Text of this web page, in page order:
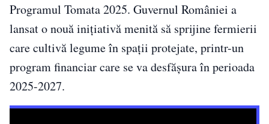
Programul Tomata 2025. Guvernul României a
lansat o nouă inițiativă menită să sprijine fermierii
care cultivă legume în spații protejate, printr-un
program financiar care se va desfășura în perioada
2025-2027.